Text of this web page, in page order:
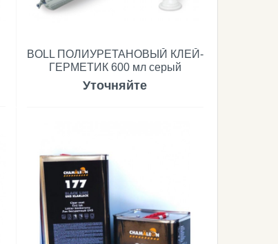
BOLL ПОЛИУРЕТАНОВЫЙ КЛЕЙ-
ГЕРМЕТИК 600 мл серый
Уточняйте